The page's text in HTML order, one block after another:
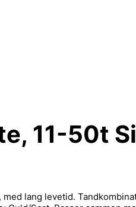
11-50t
med lang levetid.